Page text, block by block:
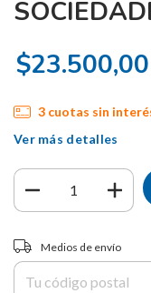
$23.500,00
3 cuotas sin
Ver más detalles
Entregas para el CP:
Medios de envío